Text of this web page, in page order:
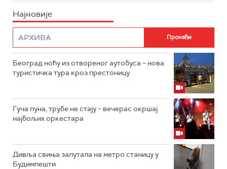
Најновије
Београд ноћу из отвореног аутобуса – нова
туристичка тура кроз престоницу
Гуча пуна, трубе не стају – вечерас окршај
најбољих оркестара
Дивља свиња залутала на метро станицу у
Будимпешти